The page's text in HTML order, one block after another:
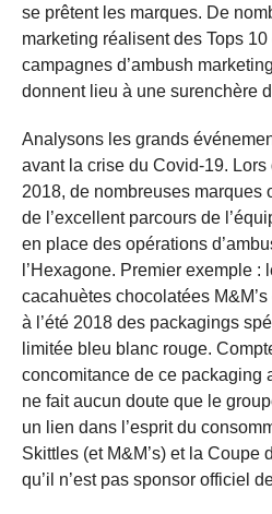
se prêtent les marques. De
marketing réalisent des Tops
campagnes d’ambush
donnent lieu à une surenchère
Analysons les grands
avant la crise du Covid-19.
2018, de nombreuses marques
de l’excellent parcours de
en place des opérations
l’Hexagone. Premier exemple
cacahuètes chocolatées
à l’été 2018 des packagings
limitée bleu blanc rouge.
concomitance de ce packaging
ne fait aucun doute que le
un lien dans l’esprit du
Skittles (et M&M’s) et la Coupe
qu’il n’est pas sponsor officiel